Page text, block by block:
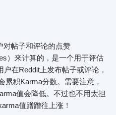
对帖子和评论的点赞
）来计算的，是一个用于评估
在Reddit上发布帖子或评论，
累积Karma分数。需要注意，
值会降低。不过也不用太担
值蹭蹭往上涨！